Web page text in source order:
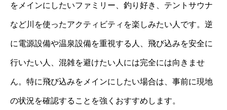
をメインにしたいファミリー、釣り好き、テントサウナ
など川を使ったアクティビティを楽しみたい人です。逆
に電源設備や温泉設備を重視する人、飛び込みを安全に
行いたい人、混雑を避けたい人には完全には向きませ
ん。特に飛び込みをメインにしたい場合は、事前に現地
の状況を確認することを強くおすすめします。